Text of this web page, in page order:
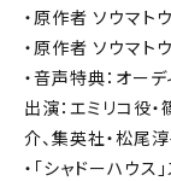
・原作者 ソウマト
・原作者 ソウマト
・音声特典：オー
出演：エミリコ役
介、集英社・松尾
・「シャドーハウ